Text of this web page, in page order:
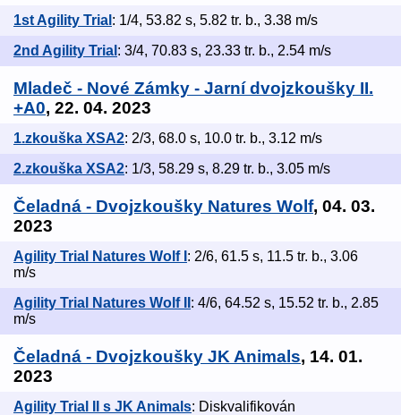
1st Agility Trial : 1/4, 53.82 s, 5.82 tr. b., 3.38 m/s
2nd Agility Trial : 3/4, 70.83 s, 23.33 tr. b., 2.54 m/s
Mladeč - Nové Zámky - Jarní dvojzkoušky II.
+A0, 22. 04. 2023
1.zkouška XSA2: 2/3, 68.0 s, 10.0 tr. b., 3.12 m/s
2.zkouška XSA2: 1/3, 58.29 s, 8.29 tr. b., 3.05 m/s
Čeladná - Dvojzkoušky Natures Wolf, 04. 03.
2023
Agility Trial Natures Wolf I : 2/6, 61.5 s, 11.5 tr. b., 3.06
m/s
Agility Trial Natures Wolf II : 4/6, 64.52 s, 15.52 tr. b., 2.85
m/s
Čeladná - Dvojzkoušky JK Animals, 14. 01.
2023
Agility Trial II s JK Animals: Diskvalifikován